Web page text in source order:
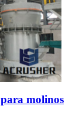
molinos